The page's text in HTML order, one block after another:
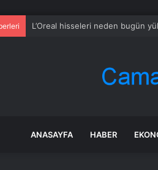
L’Oreal hisseleri neden bugün
ANASAYFA HABER